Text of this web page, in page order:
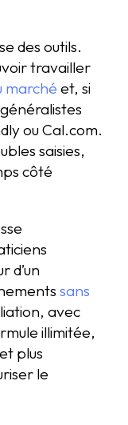
des outils.
travailler
marché et, si
ou Cal.com.
saisies,
côté
d’un
sans
avec
illimitée,
plus
le